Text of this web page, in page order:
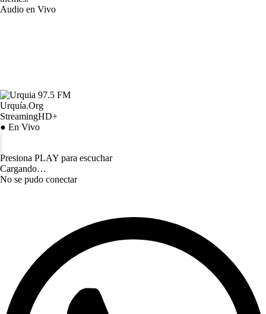
Audio en Vivo
Urquía.Org
StreamingHD+
● En Vivo
Presiona PLAY para escuchar
Cargando…
No se pudo conectar